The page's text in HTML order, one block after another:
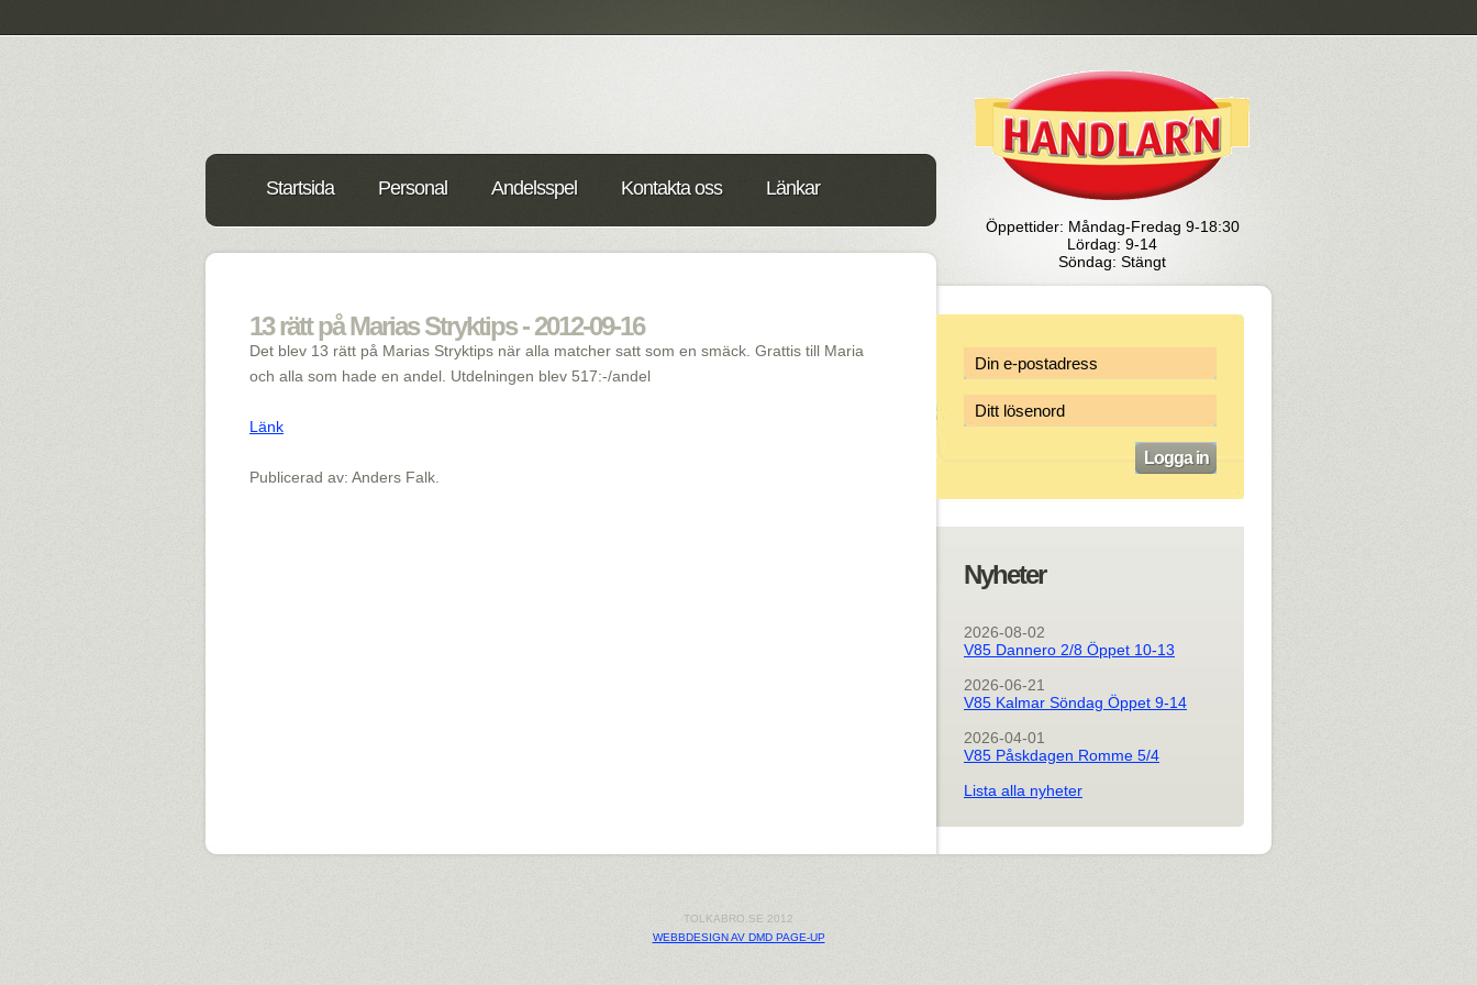
Öppettider: Måndag-Fredag 9-18:30
Lördag: 9-14
Söndag: Stängt
Startsida Personal Andelsspel Kontakta oss Länkar
13 rätt på Marias Stryktips - 2012-09-16
Det blev 13 rätt på Marias Stryktips när alla matcher satt som en smäck. Grattis till Maria
och alla som hade en andel. Utdelningen blev 517:-/andel
Länk
Publicerad av: Anders Falk.
Nyheter
2026-08-02
V85 Dannero 2/8 Öppet 10-13
2026-06-21
V85 Kalmar Söndag Öppet 9-14
2026-04-01
V85 Påskdagen Romme 5/4
Lista alla nyheter
TOLKABRO.SE 2012
WEBBDESIGN AV DMD PAGE-UP